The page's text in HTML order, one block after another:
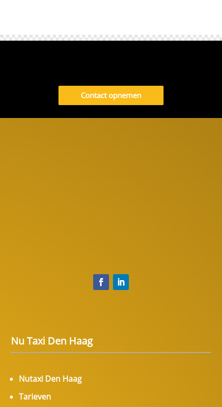
Contact opnemen
Nu Taxi Den Haag
Nutaxi Den Haag
Tarieven